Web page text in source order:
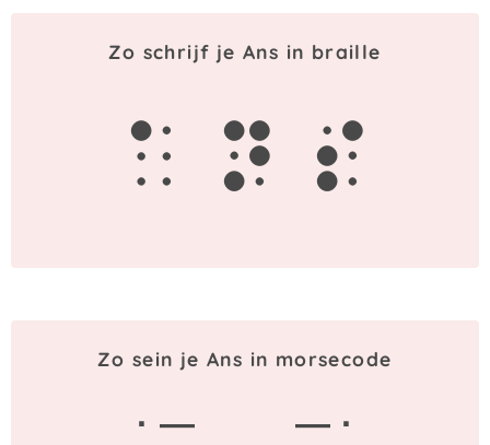
Zo schrijf je Ans in braille
a n s
Zo sein je Ans in morsecode
· —
— ·